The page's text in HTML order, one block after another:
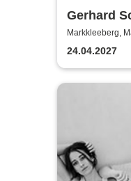
Gerhard
Orgel &
weit am
Markkleeberg,
24.04.2027